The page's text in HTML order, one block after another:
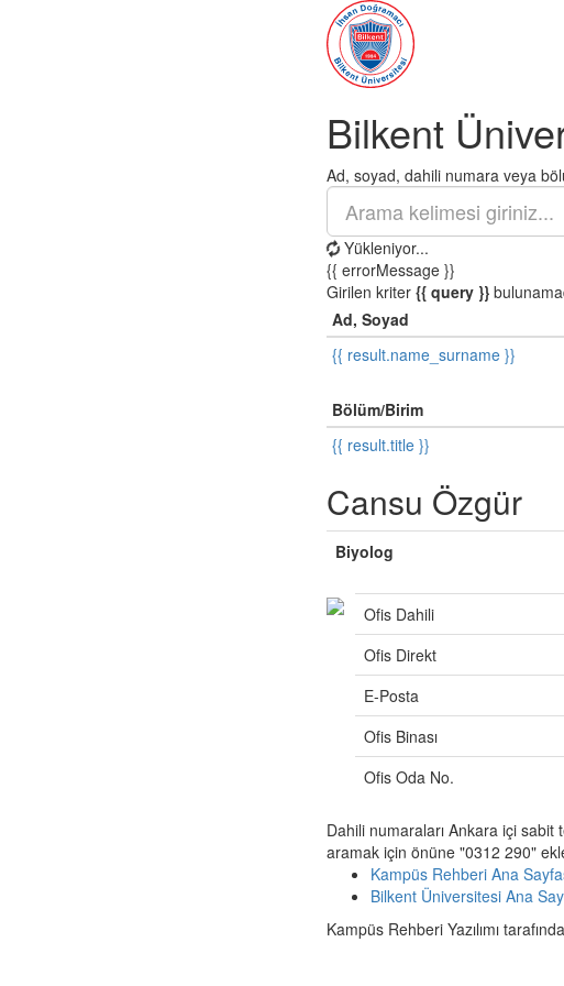
Bilkent
Ad, soyad, dahili numara veya
Yükleniyor...
{{ errorMessage }}
Girilen kriter {{ query }}
Ad, Soyad
{{ result.name_surname }}
Bölüm/Birim
{{ result.title }}
Cansu Özgür
Biyolog
Ofis Dahili
Ofis Direkt
E-Posta
Ofis Binası
Ofis Oda No.
Dahili numaraları Ankara içi
aramak için önüne "0312 290"
Kampüs Rehberi Ana
Bilkent Üniversitesi Ana
Kampüs Rehberi Yazılımı